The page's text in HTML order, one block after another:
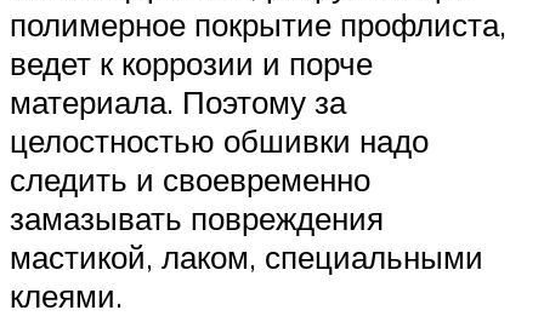
полимерное покрытие профлиста,
ведет к коррозии и порче
материала. Поэтому за
целостностью обшивки надо
следить и своевременно
замазывать повреждения
мастикой, лаком, специальными
клеями.